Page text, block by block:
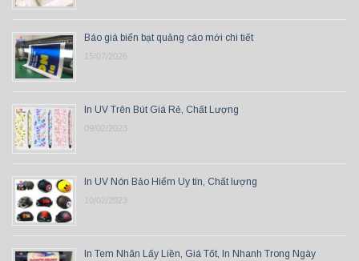
Báo giá biển bạt quảng cáo mới chi tiết
15/07/2026
In UV Trên Bút Giá Rẻ, Chất Lượng
09/02/2023
In UV Nón Bảo Hiểm Uy tín, Chất lượng
10/02/2023
In Tem Nhãn Lấy Liền, Giá Tốt, In Nhanh Trong Ngày